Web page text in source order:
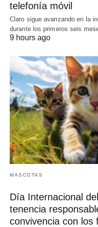
telefonía móvil
Claro sigue avanzando en la
durante los primeros seis
9 hours ago
MASCOTAS
Día Internacional
tenencia
convivencia con los